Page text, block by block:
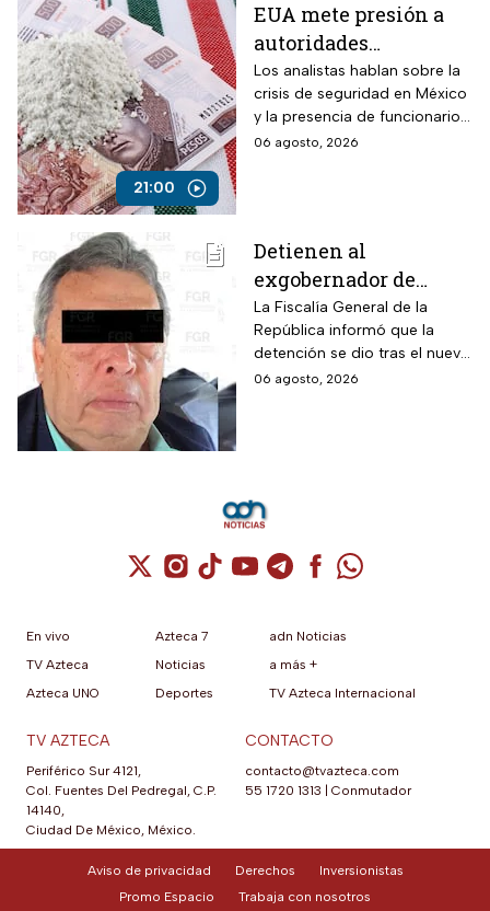
21:00
EUA mete presión a
autoridades
mexicanas para
combatir al
narcotráfico y detener
a funcionarios
Los analistas hablan sobre la
crisis de seguridad en México
y la presencia de funcionarios
corruptos en el narcotráfico
06 agosto, 2026
Detienen al
exgobernador de
Guerrero, Ángel
Aguirre, por el Caso
Ayotzinapa
La Fiscalía General de la
República informó que la
detención se dio tras el nuevo
modelo de investigación
06 agosto, 2026
Cuenta de X / Twitter (se abre en una
Cuenta de Instagram (se abre en una
Cuenta de TikTok (se abre en
Cuenta de YouTube (se abre
Cuenta de Telegram (se
Cuenta de
Cuenta de
En vivo
TV Azteca
Azteca UNO
Azteca 7
Noticias
Deportes
adn Noticias
a más +
TV Azteca Internacional
TV AZTECA
Periférico Sur 4121,
Col. Fuentes Del Pedregal, C.P.
14140,
Ciudad De México, México.
CONTACTO
contacto@tvazteca.com
55 1720 1313
Conmutador
Aviso de privacidad Derechos
Inversionistas
Promo Espacio
Trabaja con nosotros